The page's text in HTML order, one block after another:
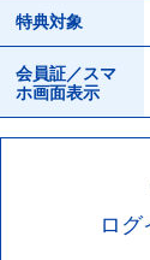
特典対象
会員証／スマ
ホ画面表示
ロ